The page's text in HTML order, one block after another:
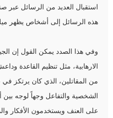
استقبال العديد من الرسائل عبر
هذه الرسائل إلى أشخاص يظهر
وفي هذا الصدد يمكن القول إن
الارهابية، مثل تنظيم القاعدة
من المقاتلين، الذي كان يرتكز في
الشخصية والتفاعل وجهاً لوجه
على العنف ويستخدمون الأفكار